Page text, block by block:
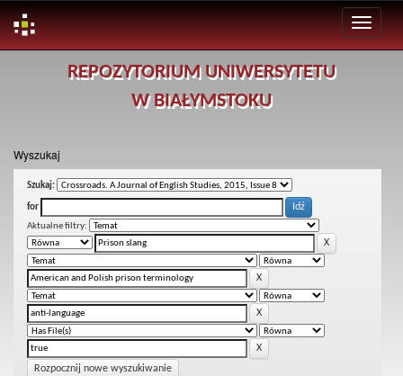
REPOZYTORIUM UNIWERSYTETU
W BIAŁYMSTOKU
Wyszukaj
Szukaj:
for
Aktualne filtry:
Rozpocznij nowe wyszukiwanie